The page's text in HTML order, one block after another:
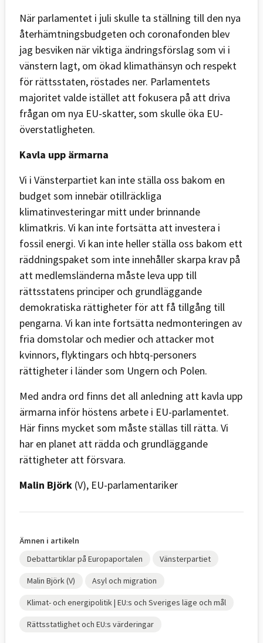
När parlamentet i juli skulle ta ställning till den nya
återhämtningsbudgeten och coronafonden blev
jag besviken när viktiga ändringsförslag som vi i
vänstern lagt, om ökad klimathänsyn och respekt
för rättsstaten, röstades ner. Parlamentets
majoritet valde istället att fokusera på att driva
frågan om nya EU-skatter, som skulle öka EU-
överstatligheten.
Kavla upp ärmarna
Vi i Vänsterpartiet kan inte ställa oss bakom en
budget som innebär otillräckliga
klimatinvesteringar mitt under brinnande
klimatkris. Vi kan inte fortsätta att investera i
fossil energi. Vi kan inte heller ställa oss bakom ett
räddningspaket som inte innehåller skarpa krav på
att medlemsländerna måste leva upp till
rättsstatens principer och grundläggande
demokratiska rättigheter för att få tillgång till
pengarna. Vi kan inte fortsätta nedmonteringen av
fria domstolar och medier och attacker mot
kvinnors, flyktingars och hbtq-personers
rättigheter i länder som Ungern och Polen.
Med andra ord finns det all anledning att kavla upp
ärmarna inför höstens arbete i EU-parlamentet.
Här finns mycket som måste ställas till rätta. Vi
har en planet att rädda och grundläggande
rättigheter att försvara.
Malin Björk (V), EU-parlamentariker
Ämnen i artikeln
Debattartiklar på Europaportalen
Vänsterpartiet
Malin Björk (V) Asyl och migration
Klimat- och energipolitik | EU:s och Sveriges läge och mål
Rättsstatlighet och EU:s värderingar